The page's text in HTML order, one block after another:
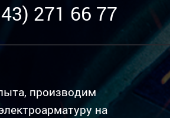
271 66 77
производим
на